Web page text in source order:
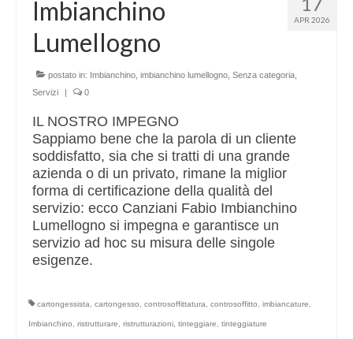
Altri servizi
Cartongesso
Controsoffitti
Muratura
APR 2026
Imbianchino
Lumellogno
postato in: Imbianchino, imbianchino lumellogno, Senza categoria,
Servizi
0
IL NOSTRO IMPEGNO
Sappiamo bene che la parola di un cliente
soddisfatto, sia che si tratti di una grande
azienda o di un privato, rimane la miglior
forma di certificazione della qualità del
servizio: ecco Canziani Fabio Imbianchino
Lumellogno si impegna e garantisce un
servizio ad hoc su misura delle singole
esigenze.
cartongessista, cartongesso, controsoffittatura, controsoffitto, imbiancature,
Imbianchino, ristrutturare, ristrutturazioni, tinteggiare, tinteggiature